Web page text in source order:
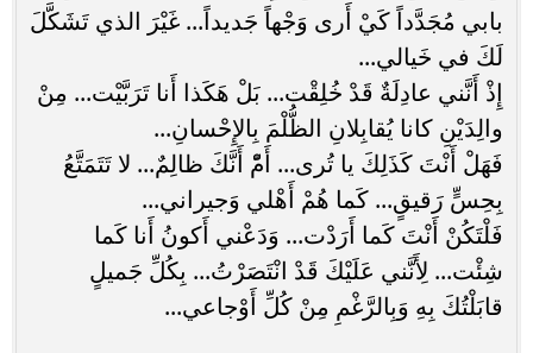
بابي مُجَدَّداً كَيْ أَرى وَجْهاً جَديداً... غَيْرَ الذي تَشَكَّلَ
لَكَ في خَيالي...
إِذْ أَنَّني عادِلَةٌ قَدْ خُلِقْت... بَلْ هَكَذا أَنا تَرَبَّيْت... مِنْ
والِدَيْنِ كانا يُقابِلانِ الظُّلْمَ بِالإِحْسانِ...
فَهَلْ أَنْتَ كَذَلِكَ يا تُرى... أَمّْ أَنَّكَ ظالِمٌ... لا تَتَمَتَّعُ
بِحِسٍّ رَقيقٍ... كَما هُمْ أَهْلي وَجيراني...
فَلْتَكُنْ أَنْتَ كَما أَرَدْت... وَدَعْني أَكونُ أَنا كَما
شِئْت... لِأَنَّني عَلَيْكَ قَدْ انْتَصَرْتُ... بِكُلِّ جَميلٍ
قابَلْتُكَ بِهِ وَبِالرَّغْمِ مِنْ كُلِّ أَوْجاعي...